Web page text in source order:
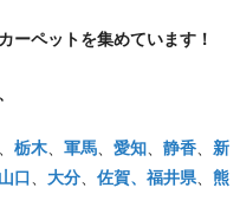
ーペットを集めています！
、 栃木、 軍馬、 愛知、 静香、 新
山口、 大分、 佐賀、福井県、 熊